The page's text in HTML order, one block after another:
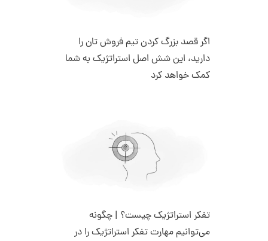
اگر قصد بزرگ کردن تیم فروش تان را
دارید، این شش اصل استراتژیک به شما
کمک خواهد کرد
تفکر استراتژیک چیست؟ | چگونه
می‌توانیم مهارت تفکر استراتژیک را در